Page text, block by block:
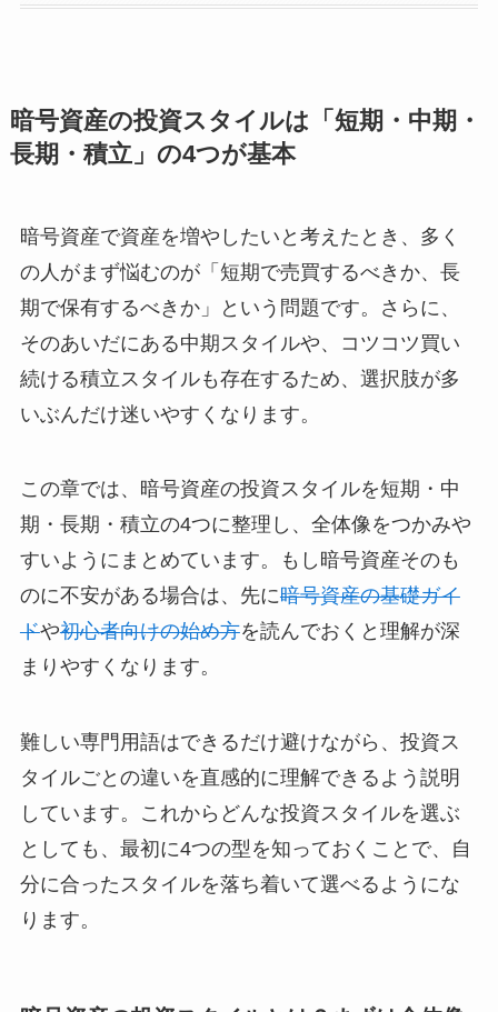
暗号資産の投資スタイルは「短期・中期・
長期・積立」の4つが基本
暗号資産で資産を増やしたいと考えたとき、多く
の人がまず悩むのが「短期で売買するべきか、長
期で保有するべきか」という問題です。さらに、
そのあいだにある中期スタイルや、コツコツ買い
続ける積立スタイルも存在するため、選択肢が多
いぶんだけ迷いやすくなります。
この章では、暗号資産の投資スタイルを短期・中
期・長期・積立の4つに整理し、全体像をつかみや
すいようにまとめています。もし暗号資産そのも
のに不安がある場合は、先に暗号資産の基礎ガイ
ドや初心者向けの始め方を読んでおくと理解が深
まりやすくなります。
難しい専門用語はできるだけ避けながら、投資ス
タイルごとの違いを直感的に理解できるよう説明
しています。これからどんな投資スタイルを選ぶ
としても、最初に4つの型を知っておくことで、自
分に合ったスタイルを落ち着いて選べるようにな
ります。